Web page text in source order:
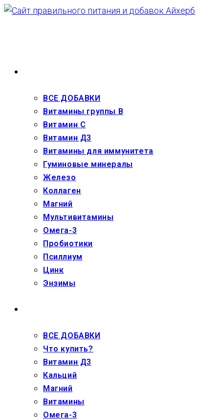
Перейти
ВСЕ ДОБАВКИ
Витамины группы В
Витамин С
Витамин Д3
Витамины для иммунитета
Гуминовые минералы
Железо
Коллаген
Магний
Мультивитамины
Омега-3
Пробиотики
Псиллиум
Цинк
Энзимы
ВСЕ ДОБАВКИ
Что купить?
Витамин Д3
Кальций
Магний
Витамины
Омега-3